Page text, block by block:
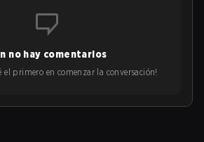
no hay comentarios
el primero en comenzar la conversación!